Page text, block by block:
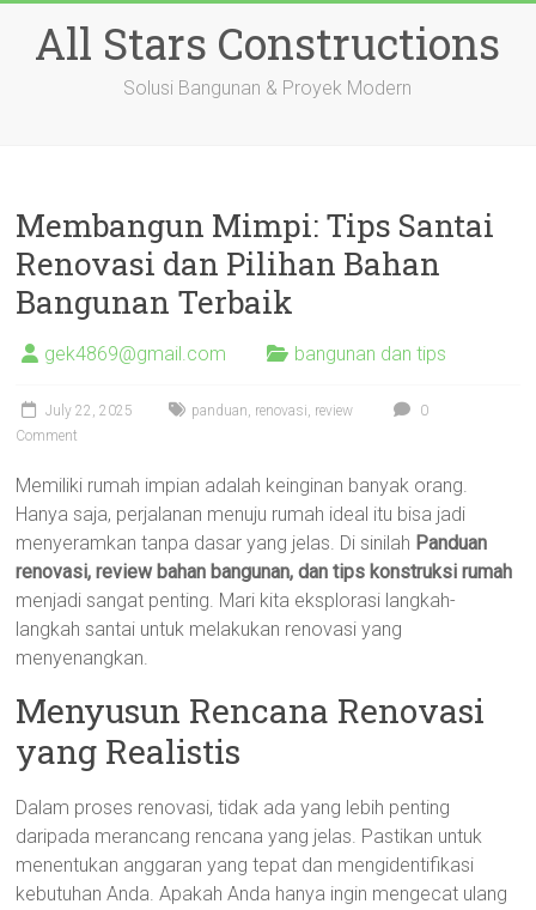
contentAll Stars Constructions
Solusi Bangunan & Proyek Modern
Membangun Mimpi: Tips Santai
Renovasi dan Pilihan Bahan
Bangunan Terbaik
gek4869@gmail.com bangunan dan tips
July 22, 2025 panduan, renovasi, review
0
Comment
Memiliki rumah impian adalah keinginan banyak orang.
Hanya saja, perjalanan menuju rumah ideal itu bisa jadi
menyeramkan tanpa dasar yang jelas. Di sinilah Panduan
renovasi, review bahan bangunan, dan tips konstruksi rumah
menjadi sangat penting. Mari kita eksplorasi langkah-
langkah santai untuk melakukan renovasi yang
menyenangkan.
Menyusun Rencana Renovasi
yang Realistis
Dalam proses renovasi, tidak ada yang lebih penting
daripada merancang rencana yang jelas. Pastikan untuk
menentukan anggaran yang tepat dan mengidentifikasi
kebutuhan Anda. Apakah Anda hanya ingin mengecat ulang